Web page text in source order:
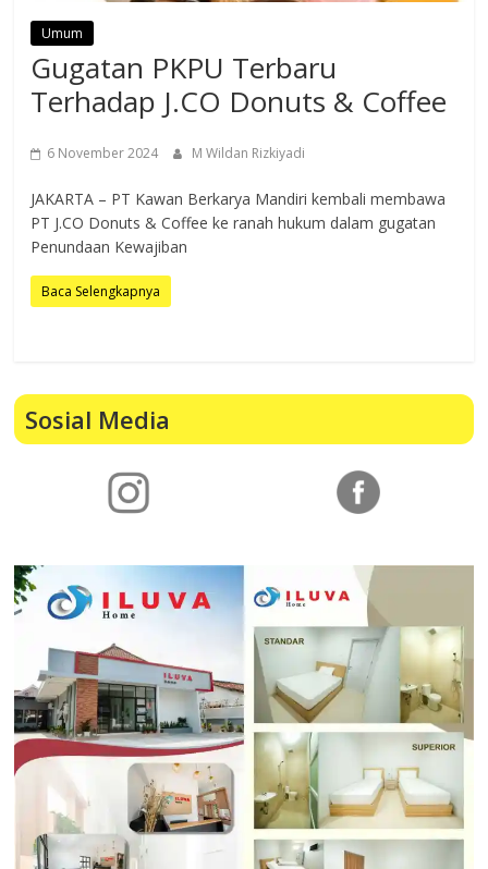
Umum
Gugatan PKPU Terbaru
Terhadap J.CO Donuts & Coffee
6 November 2024 M Wildan Rizkiyadi
JAKARTA – PT Kawan Berkarya Mandiri kembali membawa
PT J.CO Donuts & Coffee ke ranah hukum dalam gugatan
Penundaan Kewajiban
Baca Selengkapnya
Sosial Media